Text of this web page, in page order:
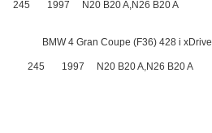
245 1997 N20 B20 A,N26 B20 A
BMW 4 Gran Coupe (F36) 428 i xDrive
245 1997 N20 B20 A,N26 B20 A